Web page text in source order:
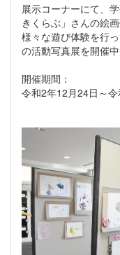
展示コーナーにて、
きくらぶ」さんの絵
様々な遊び体験を行
の活動写真展を開催
開催期間：
令和2年12月24日～